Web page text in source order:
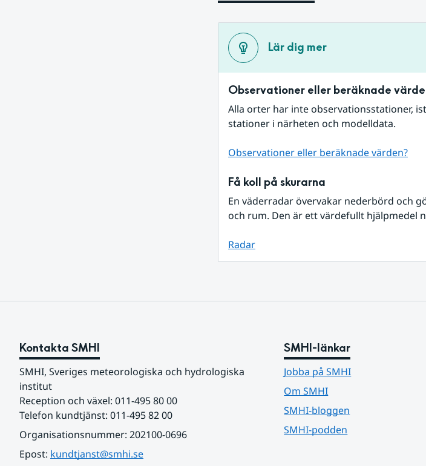
Lär dig mer
Observationer eller beräknade
Alla orter har inte observationsstationer,
stationer i närheten och modelldata.
Observationer eller beräknade värden?
Få koll på skurarna
En väderradar övervakar nederbörd och
och rum. Den är ett värdefullt hjälpmedel
Radar
Kontakta SMHI
SMHI, Sveriges meteorologiska och hydrologiska
institut
Reception och växel: 011-495 80 00
Telefon kundtjänst: 011-495 82 00
Organisationsnummer: 202100-0696
Epost: kundtjanst@smhi.se
SMHI-länkar
Jobba på SMHI
Om SMHI
SMHI-bloggen
SMHI-podden